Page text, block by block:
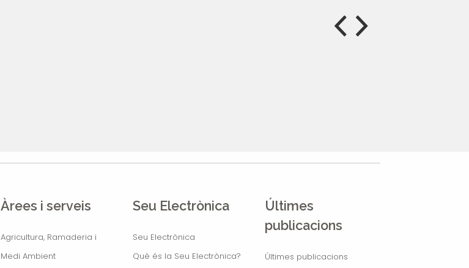
Àrees i serveis
Agricultura, Ramaderia i
Medi Ambient
Seu Electrònica
Seu Electrònica
Què és la Seu Electrònica?
Últimes
publicacions
Últimes publicacions